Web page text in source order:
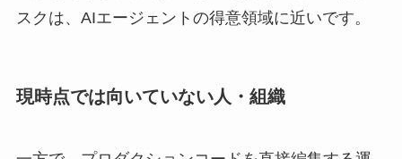
スクは、AIエージェントの得意領域に近いです。
現時点では向いていない人・組織